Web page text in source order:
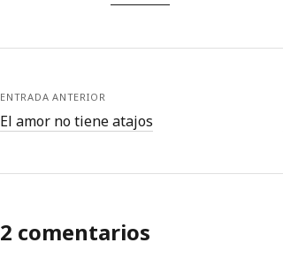
ENTRADA ANTERIOR
El amor no tiene atajos
2 comentarios